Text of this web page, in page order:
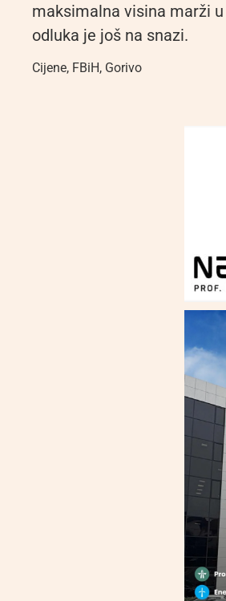
maksimalna visina marži
odluka je još na snazi.
Cijene, FBiH, Gorivo